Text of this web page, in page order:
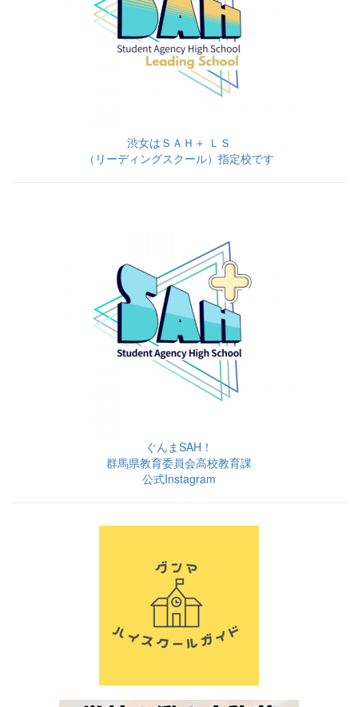
渋女はＳＡＨ＋ ＬＳ
（リーディングスクール）指定校です
ぐんまSAH！
群馬県教育委員会高校教育課
公式Instagram